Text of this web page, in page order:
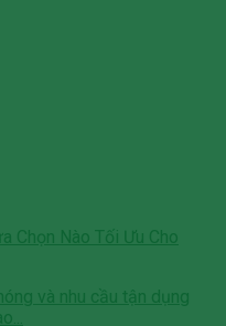
Chọn Nào Tối Ưu Cho
và nhu cầu tận dụng